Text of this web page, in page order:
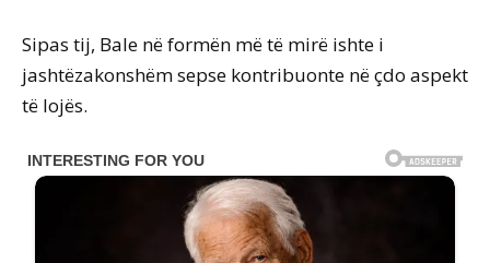
Sipas tij, Bale në formën më të mirë ishte i
jashtëzakonshëm sepse kontribuonte në çdo aspekt
të lojës.